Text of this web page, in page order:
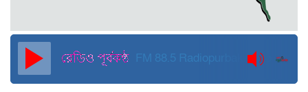
দুবাইয়ে কারাগার থেকে মুক্তি পেয়েছেন
পুলিশের সাবেক মহাপরিদর্শক বেনজীর
আহমেদ
FM 88.5 Radiopurbakantho